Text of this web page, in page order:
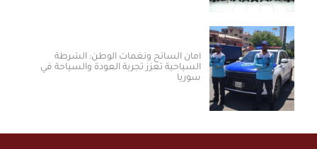
أمان السائح ونغمات الوطن: الشرطة
السياحية تعزز تجربة العودة والسياحة في